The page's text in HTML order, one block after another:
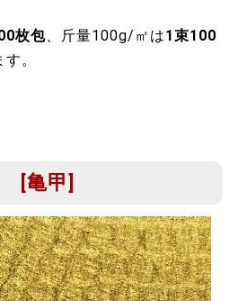
枚包、斤量100g/㎡は1束100
。
[亀甲]